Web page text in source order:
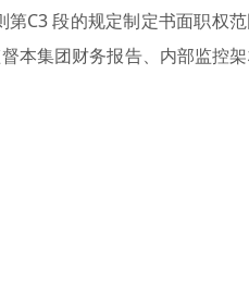
C3 段的规定制定书面职权
本集团财务报告、内部监控